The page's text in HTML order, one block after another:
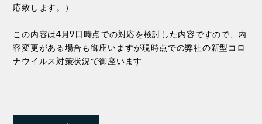
応致します。）
この内容は4月9日時点での対応を検討した内容ですので、内
容変更がある場合も御座いますが現時点での弊社の新型コロ
ナウイルス対策状況で御座います